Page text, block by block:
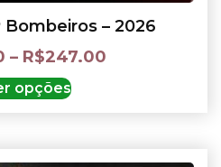
Bombeiros – 2026
– R$247.00
opções